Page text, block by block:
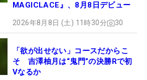
MAGICLACE』、8月8日デビュー
2026年8月8日 (土) 11時30分 30
「欲が出せない」コースだからこ
そ 吉澤柚月は“鬼門”の決勝Rで初
Vなるか